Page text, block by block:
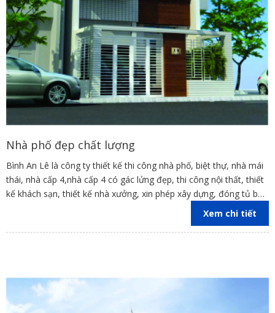
Nhà phố đẹp chất lượng
Bình An Lê là công ty thiết kế thi công nhà phố, biệt thự, nhà mái
thái, nhà cấp 4,nhà cấp 4 có gác lửng đẹp, thi công nội thất, thiết
kế khách sạn, thiết kế nhà xưởng, xin phép xây dựng, đóng tủ bếp
trên địa bàn các tỉnh Đồng Nai, Bình Dương, TP Hồ Chí Minh,
Xem chi tiết